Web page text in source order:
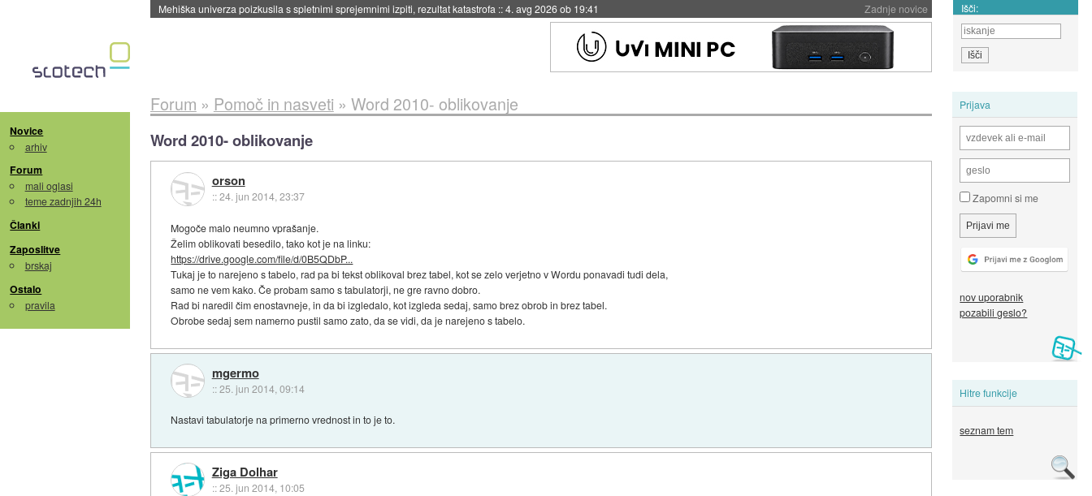
Zadnje novice
Mehiška univerza poizkusila s spletnimi sprejemnimi izpiti, rezultat katastrofa ::4. avg 2026 ob 19:41 Išči:
Novice
arhiv
Forum
mali oglasi
teme zadnjih 24h
Članki
Zaposlitve
brskaj
Ostalo
pravila
Prijava
Zapomni si me
nov uporabnik
pozabili geslo?
Hitre funkcije
seznam tem
Forum » Pomoč in nasveti » Word 2010- oblikovanje
Word 2010- oblikovanje
orson
::24. jun 2014, 23:37
Mogoče malo neumno vprašanje.
Želim oblikovati besedilo, tako kot je na linku:
https://drive.google.com/file/d/0B5QDbP...
Tukaj je to narejeno s tabelo, rad pa bi tekst oblikoval brez tabel, kot se zelo verjetno v Wordu ponavadi tudi dela,
samo ne vem kako. Če probam samo s tabulatorji, ne gre ravno dobro.
Rad bi naredil čim enostavneje, in da bi izgledalo, kot izgleda sedaj, samo brez obrob in brez tabel.
Obrobe sedaj sem namerno pustil samo zato, da se vidi, da je narejeno s tabelo.
mgermo
::25. jun 2014, 09:14
Nastavi tabulatorje na primerno vrednost in to je to.
Ziga Dolhar
::25. jun 2014, 10:05